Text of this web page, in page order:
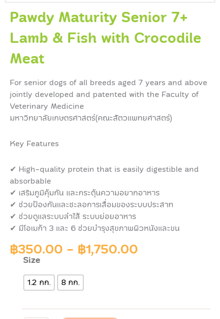
Pawdy Maturity Senior 7+
Lamb & Fish with Crocodile
Meat
For senior dogs of all breeds aged 7 years and above
jointly developed and patented with the Faculty of
Veterinary Medicine
มหาวิทยาลัยเกษตรศาสตร์(คณะสัตวแพทยศาสตร์)
Key Features
✔ High-quality protein that is easily digestible and
absorbable
✔ เสริมภูมิคุ้มกัน และกระตุ้นความอยากอาหาร
✔ ช่วยป้องกันและชะลอการเสื่อมของระบบประสาท
✔ ช่วยดูแลระบบลำไส้ ระบบย่อยอาหาร
✔ มีโอเมก้า 3 และ 6 ช่วยบำรุงสุขภาพผิวหนังและขน
฿350.00 - ฿1,750.00
Size
1.2 กก. 8 กก.
Pawdy
Senior
7+